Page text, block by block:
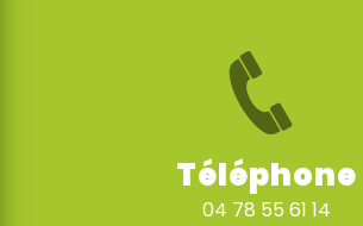
Téléphone
04 78 55 61 14